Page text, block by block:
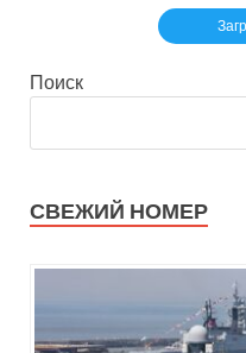
Поиск
СВЕЖИЙ НОМЕР